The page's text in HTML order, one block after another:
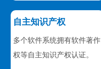
自主知识产权
多个软件系统拥有软件著作
权等自主知识产权认证。